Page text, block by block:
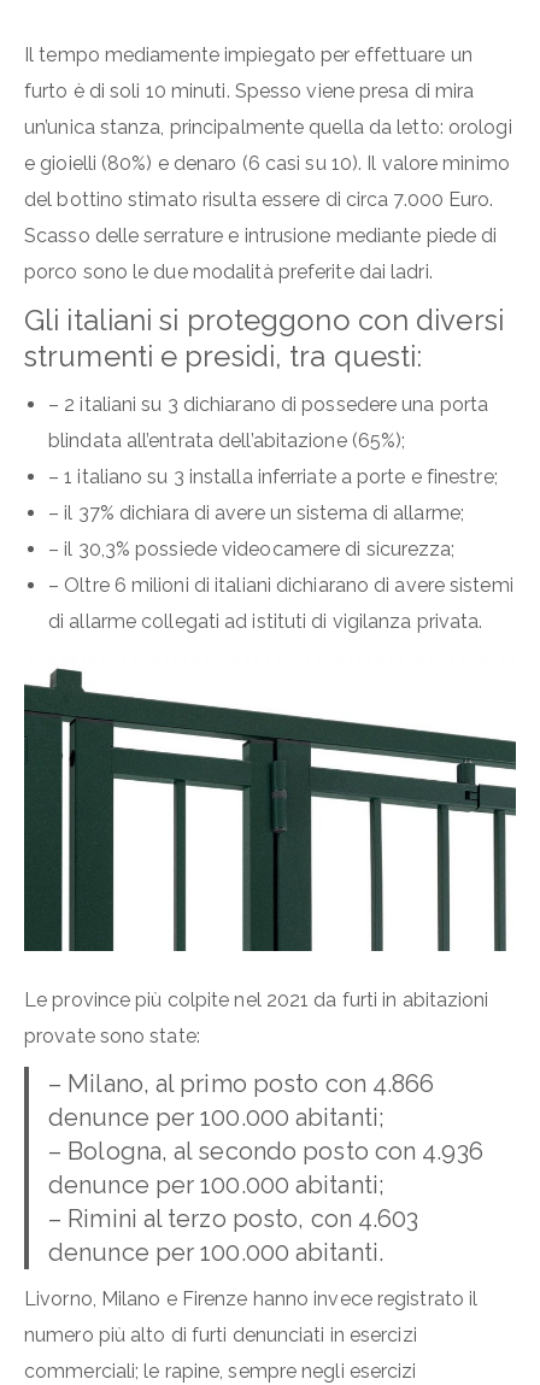
Il tempo mediamente impiegato per effettuare un
furto è di soli 10 minuti. Spesso viene presa di mira
un’unica stanza, principalmente quella da letto: orologi
e gioielli (80%) e denaro (6 casi su 10). Il valore minimo
del bottino stimato risulta essere di circa 7.000 Euro.
Scasso delle serrature e intrusione mediante piede di
porco sono le due modalità preferite dai ladri.
Gli italiani si proteggono con diversi
strumenti e presidi, tra questi:
– 2 italiani su 3 dichiarano di possedere una porta
blindata all’entrata dell’abitazione (65%);
– 1 italiano su 3 installa inferriate a porte e finestre;
– il 37% dichiara di avere un sistema di allarme;
– il 30,3% possiede videocamere di sicurezza;
– Oltre 6 milioni di italiani dichiarano di avere sistemi
di allarme collegati ad istituti di vigilanza privata.
Le province più colpite nel 2021 da furti in abitazioni
provate sono state:
– Milano, al primo posto con 4.866
denunce per 100.000 abitanti;
– Bologna, al secondo posto con 4.936
denunce per 100.000 abitanti;
– Rimini al terzo posto, con 4.603
denunce per 100.000 abitanti.
Livorno, Milano e Firenze hanno invece registrato il
numero più alto di furti denunciati in esercizi
commerciali; le rapine, sempre negli esercizi